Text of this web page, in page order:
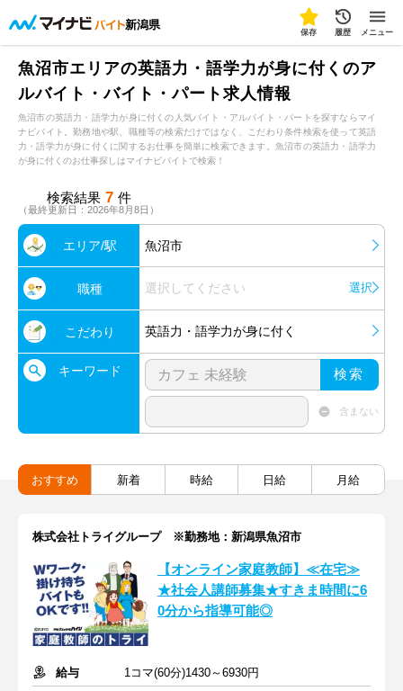
新潟県
保存 履歴 メニュー
魚沼市エリアの英語力・語学力が身に付くのア
ルバイト・バイト・パート求人情報
魚沼市の英語力・語学力が身に付くの人気バイト・アルバイト・パートを探すならマイ
ナビバイト。勤務地や駅、職種等の検索だけではなく、こだわり条件検索を使って英語
力・語学力が身に付くに関するお仕事を簡単に検索できます。魚沼市の英語力・語学力
が身に付くのお仕事探しはマイナビバイトで検索！
検索結果 7 件
（最終更新日：2026年8月8日）
エリア/駅 魚沼市
職種 選択してください 選択
こだわり 英語力・語学力が身に付く
キーワード 検索
含まない
おすすめ 新着 時給 日給 月給
株式会社トライグループ ※勤務地：新潟県魚沼市
【オンライン家庭教師】≪在宅≫
★社会人講師募集★すきま時間に6
0分から指導可能◎
給与
1コマ(60分)1430～6930円